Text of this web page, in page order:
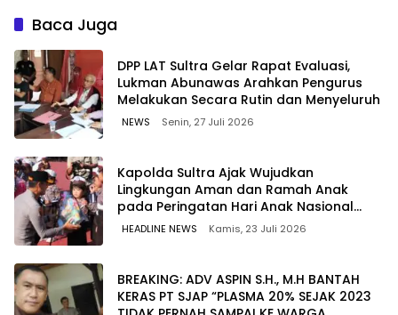
Lebih Kompetitif
Baca Juga
‎DPP LAT Sultra Gelar Rapat Evaluasi,
Lukman Abunawas Arahkan Pengurus
Melakukan Secara Rutin dan Menyeluruh
NEWS Senin, 27 Juli 2026
Kapolda Sultra Ajak Wujudkan
Lingkungan Aman dan Ramah Anak
pada Peringatan Hari Anak Nasional
2026
HEADLINE NEWS Kamis, 23 Juli 2026
BREAKING: ADV ASPIN S.H., M.H BANTAH
KERAS PT SJAP “PLASMA 20% SEJAK 2023